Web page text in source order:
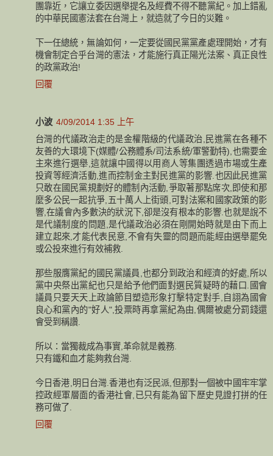
團靠近，它讓立委因選舉提名及經費不得不聽黨紀。加上錯亂
的中華民國憲法套在台灣上，就造就了今日的災難。
下一任總統，無論如何，一定要從國民黨黨產處理開始，才有
機會制定合乎台灣的憲法，才能施行真正陽光法案、真正良性
的政黨政治!
回覆
小波 4/09/2014 1:35 上午
台灣的代議政治走的是金權階級的代議政治,民進黨在各種不
友善的大環境下(媒體/公務體系/司法系統/軍警勤特),也需要金
主來進行選舉,這就讓中國得以用商人等集團透過市場或生產
投資等經濟活動,進而控制金主對民進黨的影響.也因此民進黨
只敢在國民黨規劃好的體制內活動,爭取著那點席次,即使和那
麼多公民一起抗爭,五十萬人上街頭,可對法案和國家政策的影
響,在議會內多數決的狀況下,卻是沒有根本的影響.也就是說不
是代議制度的問題,是代議政治必須在剛開始時就是由下而上
建立起來,才能代表民意,不會有失靈的問題而能經由選舉罷免
或公投來進行有效補救.
那些服膺黨紀的國民黨議員,也都分到政治和經濟的好處,所以
黨中央祭出黨紀也只是給予他們面對選民質疑時的藉口.國會
議員只要天天上政論節目塑造形象打擊特定對手,自詡為國會
良心和黨內的"好人",投票時再拿黨紀為由,偶爾被處分罰錢還
會受到稱讚.
所以：當獨裁成為事實,革命就是義務.
只有鐵和血才能夠救台灣.
今日香港,明日台灣.香港也有泛民派,但那對一個被中國牢牢掌
控政經軍層面的香港社會,已只有能為留下歷史見證打拼的任
務可做了.
回覆